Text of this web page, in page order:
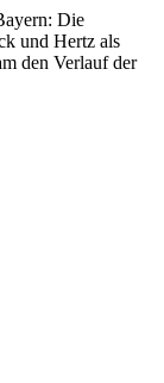
Die
und Hertz als
den Verlauf der